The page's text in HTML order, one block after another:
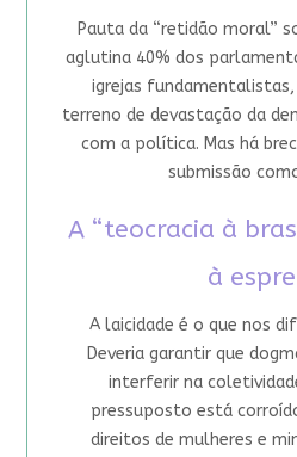
Pauta da “retidão moral”
aglutina 40% dos
igrejas fundamentalistas,
terreno de devastação da
com a política. Mas há
submissão
A “teocracia à
à
A laicidade é o que nos
Deveria garantir que
interferir na
pressuposto está
direitos de mulheres e